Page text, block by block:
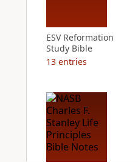
ESV Reformation
Study Bible
13 entries